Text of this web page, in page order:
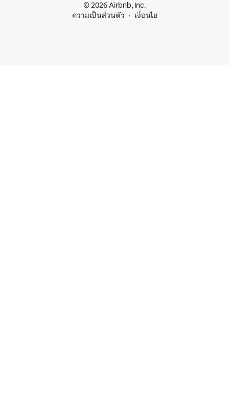
© 2026 Airbnb, Inc.
ความเป็นส่วนตัว
เงื่อนไข